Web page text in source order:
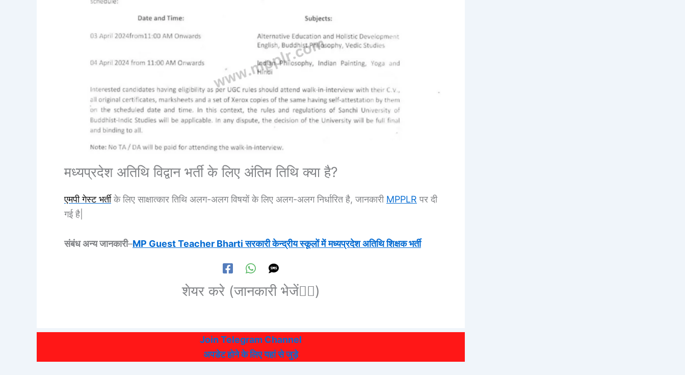
मध्यप्रदेश अतिथि विद्वान भर्ती के लिए अंतिम तिथि क्या है?
एमपी गेस्ट भर्ती के लिए साक्षात्कार तिथि अलग-अलग विषयों के लिए अलग-अलग निर्धारित है, जानकारी MPPLR पर दी
गई है|
संबंध अन्य जानकारी–MP Guest Teacher Bharti सरकारी केन्द्रीय स्कूलों में मध्यप्रदेश अतिथि शिक्षक भर्ती
शेयर करे (जानकारी भेजें👆🏻)
Join Telegram Channel
अपडेट होने के लिए यहां से जुड़े